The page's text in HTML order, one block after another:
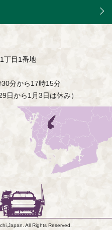
丁目1番地
分から17時15分
日から1月3日は休み）
All Rights Reserved.